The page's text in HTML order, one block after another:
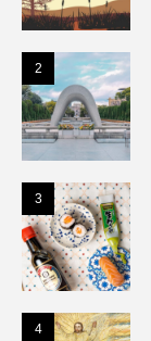
2
3
4